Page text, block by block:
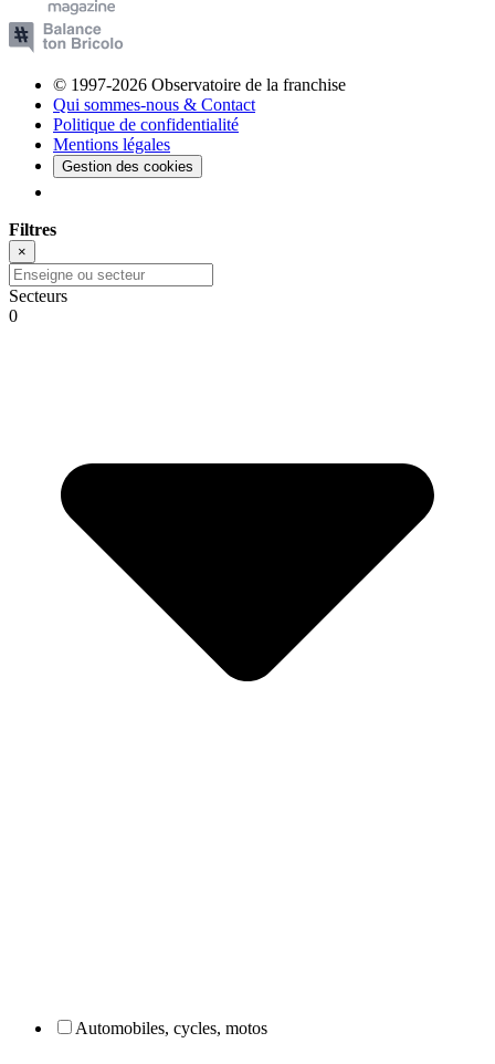
© 1997-2026 Observatoire de la franchise
Qui sommes-nous & Contact
Politique de confidentialité
Mentions légales
Gestion des cookies
Filtres
×
Secteurs
0
Automobiles, cycles, motos